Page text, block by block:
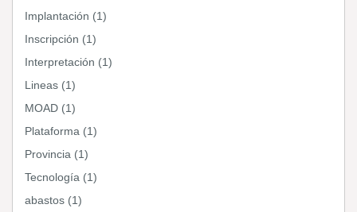
Implantación (1)
Inscripción (1)
Interpretación (1)
Lineas (1)
MOAD (1)
Plataforma (1)
Provincia (1)
Tecnología (1)
abastos (1)